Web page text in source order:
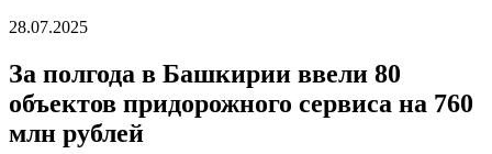
28.07.2025
За полгода в Башкирии ввели 80
объектов придорожного сервиса на 760
млн рублей